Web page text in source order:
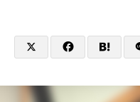
テーピン
いい?